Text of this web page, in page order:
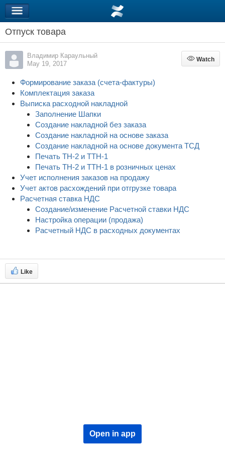
Отпуск товара
Владимир Караульный
May 19, 2017
Watch
Watch
Формирование заказа (счета-фактуры)
Комплектация заказа
Выписка расходной накладной
Заполнение Шапки
Создание накладной без заказа
Создание накладной на основе заказа
Создание накладной на основе документа ТСД
Печать ТН-2 и ТТН-1
Печать ТН-2 и ТТН-1 в розничных ценах
Учет исполнения заказов на продажу
Учет актов расхождений при отгрузке товара
Расчетная ставка НДС
Создание/изменение Расчетной ставки НДС
Настройка операции (продажа)
Расчетный НДС в расходных документах
Like
Open in app